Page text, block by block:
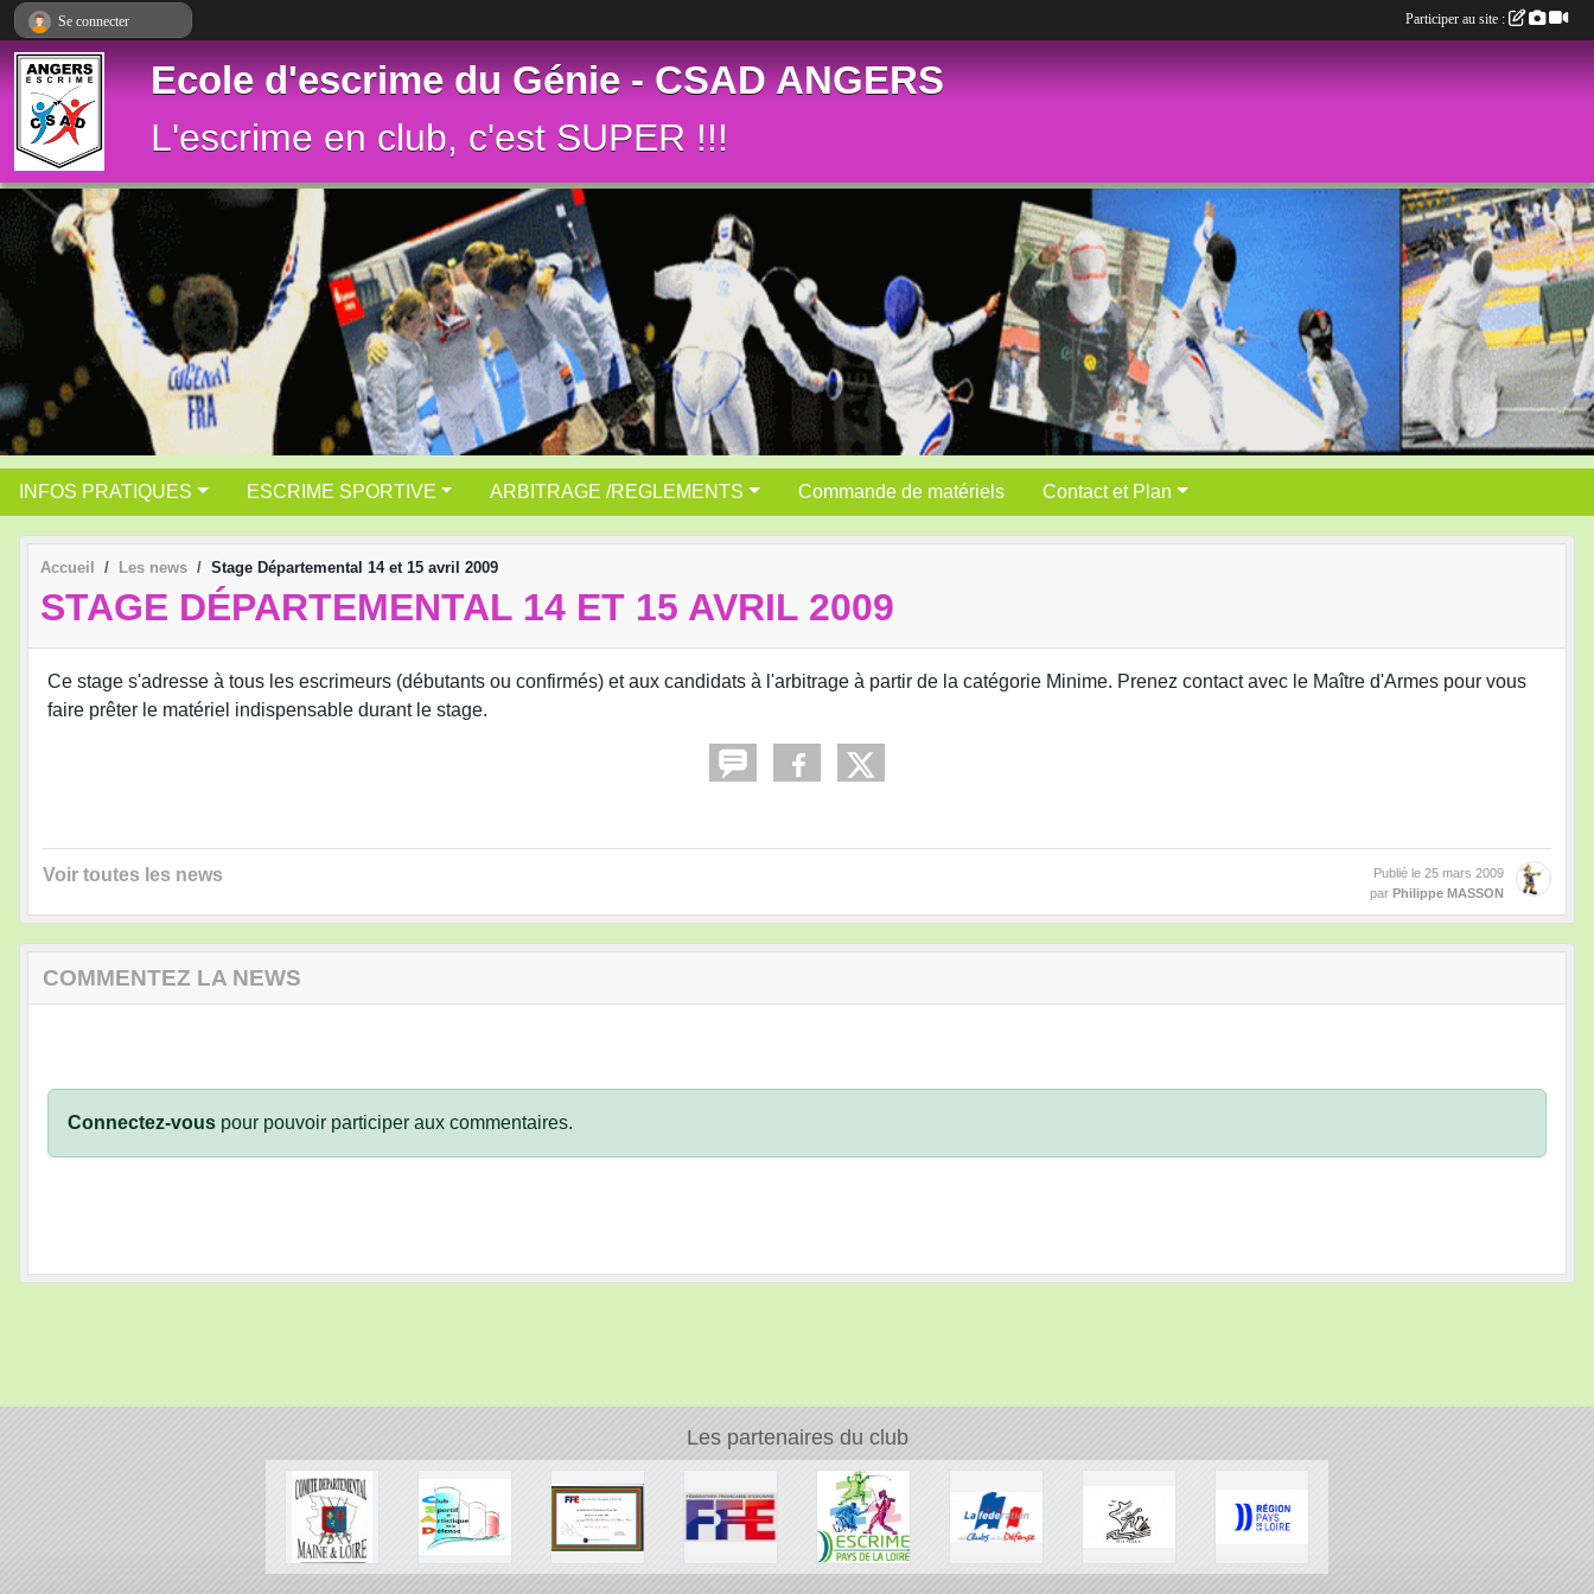
Ecole d'escrime du Génie - CSAD ANGERS
L'escrime en club, c'est SUPER !!!
INFOS PRATIQUES ESCRIME SPORTIVE ARBITRAGE /REGLEMENTS Commande de matériels Contact et Plan
Accueil Les news Stage Départemental 14 et 15 avril 2009
STAGE DÉPARTEMENTAL 14 ET 15 AVRIL 2009
Ce stage s'adresse à tous les escrimeurs (débutants ou confirmés) et aux candidats à l'arbitrage à partir de la catégorie Minime. Prenez contact avec le Maître d'Armes pour vous
faire prêter le matériel indispensable durant le stage.
Voir toutes les news Publié le 25 mars 2009
par Philippe MASSON
COMMENTEZ LA NEWS
Connectez-vous pour pouvoir participer aux commentaires.
Les partenaires du club
Se connecter Participer au site :
Panneau de gestion des cookies